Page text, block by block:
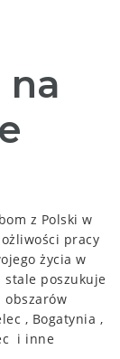
z Polski w
pracy
życia w
stale poszukuje
obszarów
, Bogatynia ,
i inne